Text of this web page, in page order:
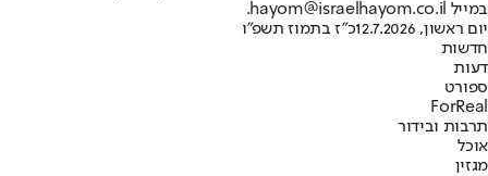
במייל hayom@israelhayom.co.il.
יום ראשון, 12.7.2026
כ"ז בתמוז תשפ"ו
חדשות
דעות
ספורט
ForReal
תרבות ובידור
אוכל
מגזין